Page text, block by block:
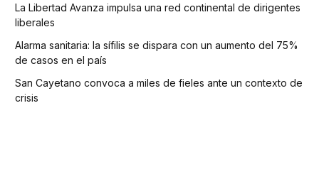
La Libertad Avanza impulsa una red continental de dirigentes
liberales
Alarma sanitaria: la sífilis se dispara con un aumento del 75%
de casos en el país
San Cayetano convoca a miles de fieles ante un contexto de
crisis